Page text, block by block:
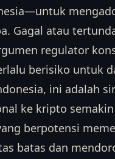
Gagal atau
regulator
berisiko untuk
ini adalah
ke kripto
berpotensi
batas dan